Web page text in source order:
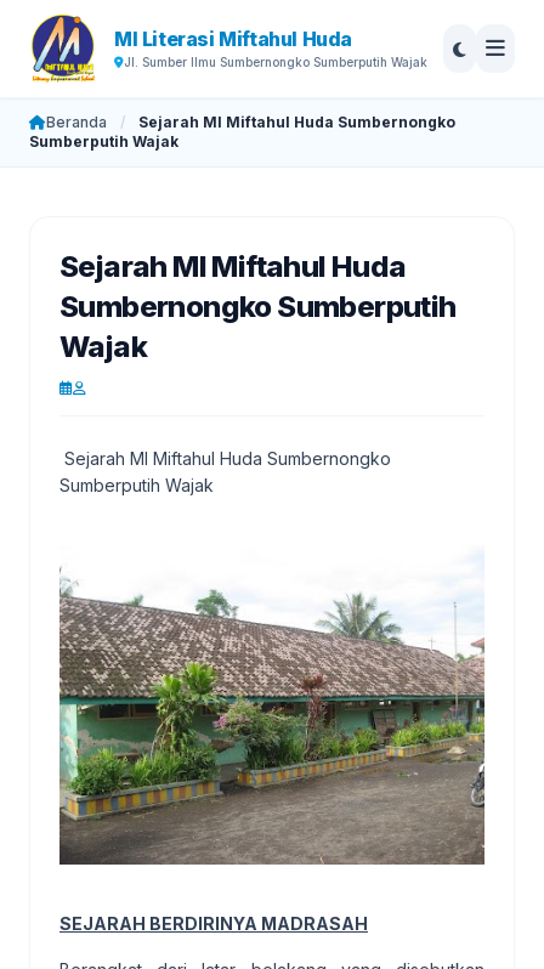
MI Literasi Miftahul Huda
Jl. Sumber Ilmu Sumbernongko Sumberputih Wajak
Beranda /
Sejarah MI Miftahul Huda Sumbernongko
Sumberputih Wajak
Sejarah MI Miftahul Huda
Sumbernongko Sumberputih
Wajak
Sejarah MI Miftahul Huda Sumbernongko
Sumberputih Wajak
SEJARAH BERDIRINYA MADRASAH